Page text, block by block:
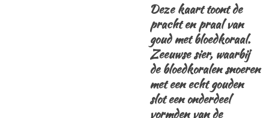
Deze kaart toont de
pracht en praal van
goud met bloedkoraal.
Zeeuwse sier, waarbij
de bloedkoralen snoeren
met een echt gouden
slot een onderdeel
vormden van de